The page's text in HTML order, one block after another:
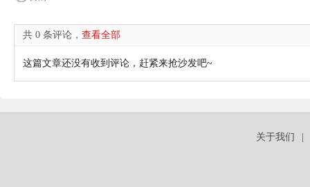
共 0 条评论， 查看全部
这篇文章还没有收到评论，赶紧来抢沙发吧~
关于我们